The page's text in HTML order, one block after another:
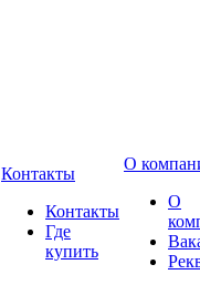
Контакты
Контакты
Где
купить
О
О